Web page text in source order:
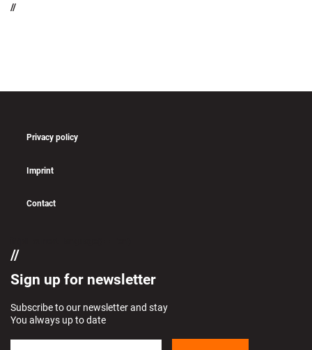
//
Privacy policy
Imprint
Contact
Sign up for newsletter
Subscribe to our newsletter and stay
You always up to date